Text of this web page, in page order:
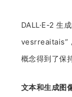
DALL·E-2 生
vesrreaitais”
概念得到了保
文本和生成图